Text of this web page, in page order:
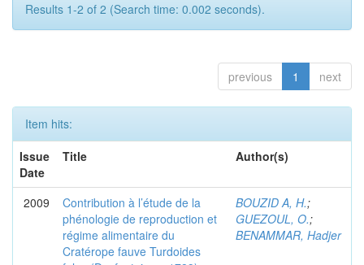
Results 1-2 of 2 (Search time: 0.002 seconds).
previous 1 next
Item hits:
Issue
Date
Title Author(s)
2009
Contribution à l’étude de la
phénologie de reproduction et
régime alimentaire du
Cratérope fauve Turdoides
BOUZID A, H.;
GUEZOUL, O.;
BENAMMAR, Hadjer